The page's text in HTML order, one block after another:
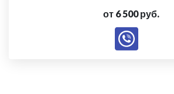
от 6 500 руб.